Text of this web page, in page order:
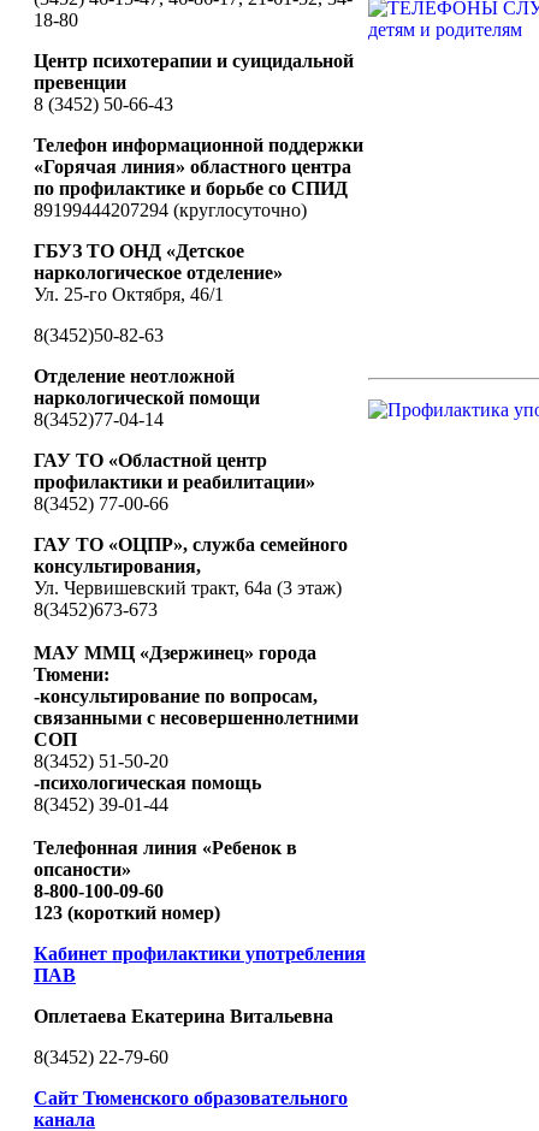
18-80
Центр психотерапии и суицидальной
превенции
8 (3452) 50-66-43
Телефон информационной поддержки
«Горячая линия» областного центра
по профилактике и борьбе со СПИД
89199444207294 (круглосуточно)
ГБУЗ ТО ОНД «Детское
наркологическое отделение»
Ул. 25-го Октября, 46/1
8(3452)50-82-63
Отделение неотложной
наркологической помощи
8(3452)77-04-14
ГАУ ТО «Областной центр
профилактики и реабилитации»
8(3452) 77-00-66
ГАУ ТО «ОЦПР», служба семейного
консультирования,
Ул. Червишевский тракт, 64а (3 этаж)
8(3452)673-673
МАУ ММЦ «Дзержинец» города
Тюмени:
-консультирование по вопросам,
связанными с несовершеннолетними
СОП
8(3452) 51-50-20
-психологическая помощь
8(3452) 39-01-44
Телефонная линия «Ребенок в
опсаности»
8-800-100-09-60
123 (короткий номер)
Кабинет профилактики употребления
ПАВ
Оплетаева Екатерина Витальевна
8(3452) 22-79-60
Сайт Тюменского образовательного
канала